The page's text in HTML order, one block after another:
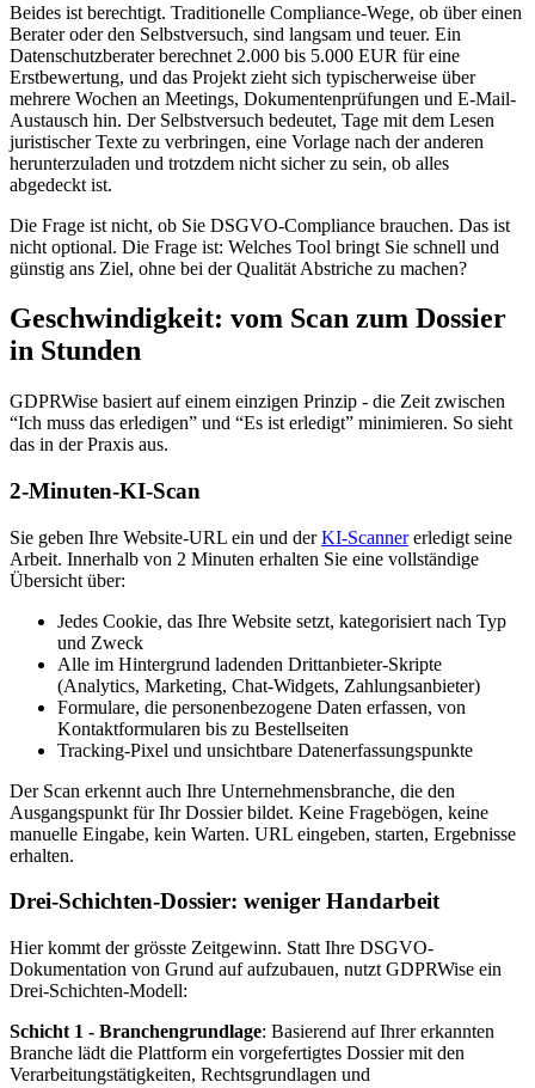
Beides ist berechtigt. Traditionelle Compliance-Wege, ob über einen
Berater oder den Selbstversuch, sind langsam und teuer. Ein
Datenschutzberater berechnet 2.000 bis 5.000 EUR für eine
Erstbewertung, und das Projekt zieht sich typischerweise über
mehrere Wochen an Meetings, Dokumentenprüfungen und E-Mail-
Austausch hin. Der Selbstversuch bedeutet, Tage mit dem Lesen
juristischer Texte zu verbringen, eine Vorlage nach der anderen
herunterzuladen und trotzdem nicht sicher zu sein, ob alles
abgedeckt ist.
Die Frage ist nicht, ob Sie DSGVO-Compliance brauchen. Das ist
nicht optional. Die Frage ist: Welches Tool bringt Sie schnell und
günstig ans Ziel, ohne bei der Qualität Abstriche zu machen?
Geschwindigkeit: vom Scan zum Dossier
in Stunden
GDPRWise basiert auf einem einzigen Prinzip - die Zeit zwischen
“Ich muss das erledigen” und “Es ist erledigt” minimieren. So sieht
das in der Praxis aus.
2-Minuten-KI-Scan
Sie geben Ihre Website-URL ein und derKI-Scannererledigt seine
Arbeit. Innerhalb von 2 Minuten erhalten Sie eine vollständige
Übersicht über:
Jedes Cookie, das Ihre Website setzt, kategorisiert nach Typ
und Zweck
Alle im Hintergrund ladenden Drittanbieter-Skripte
(Analytics, Marketing, Chat-Widgets, Zahlungsanbieter)
Formulare, die personenbezogene Daten erfassen, von
Kontaktformularen bis zu Bestellseiten
Tracking-Pixel und unsichtbare Datenerfassungspunkte
Der Scan erkennt auch Ihre Unternehmensbranche, die den
Ausgangspunkt für Ihr Dossier bildet. Keine Fragebögen, keine
manuelle Eingabe, kein Warten. URL eingeben, starten, Ergebnisse
erhalten.
Drei-Schichten-Dossier: weniger Handarbeit
Hier kommt der grösste Zeitgewinn. Statt Ihre DSGVO-
Dokumentation von Grund auf aufzubauen, nutzt GDPRWise ein
Drei-Schichten-Modell:
Schicht 1 - Branchengrundlage: Basierend auf Ihrer erkannten
Branche lädt die Plattform ein vorgefertigtes Dossier mit den
Verarbeitungstätigkeiten, Rechtsgrundlagen und